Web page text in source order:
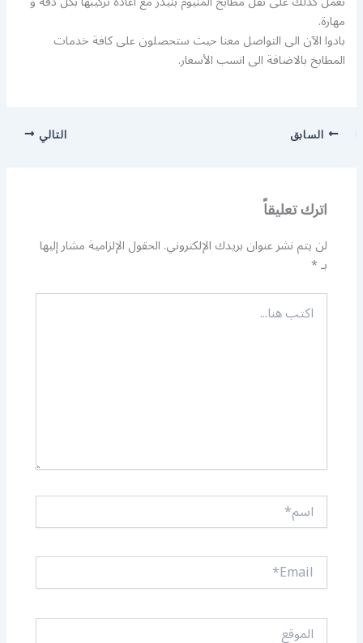
مهارة.
بادوا الآن الى التواصل معنا حيث ستحصلون على كافة خدمات
المطابخ بالاضافة الى انسب الأسعار.
السابق التالي
اترك تعليقاً
لن يتم نشر عنوان بريدك الإلكتروني.الحقول الإلزامية مشار إليها
بـ*
اكتب
هنا...
اسم*
Email*
الموقع